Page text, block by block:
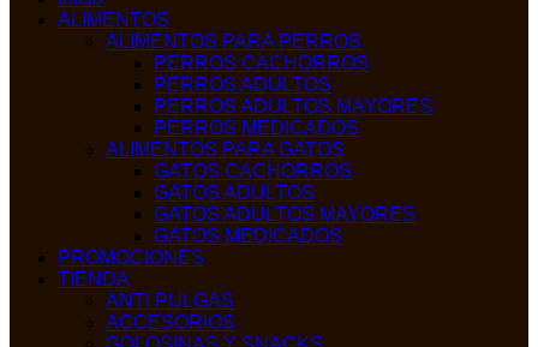
ALIMENTOS
ALIMENTOS PARA PERROS
PERROS CACHORROS
PERROS ADULTOS
PERROS ADULTOS MAYORES
PERROS MEDICADOS
ALIMENTOS PARA GATOS
GATOS CACHORROS
GATOS ADULTOS
GATOS ADULTOS MAYORES
GATOS MEDICADOS
PROMOCIONES
TIENDA
ANTI PULGAS
ACCESORIOS